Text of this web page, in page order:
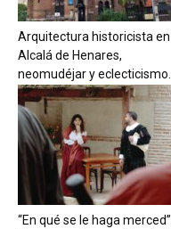
Arquitectura historicista en
Alcalá de Henares,
neomudéjar y eclecticismo.
“En qué se le haga merced”.